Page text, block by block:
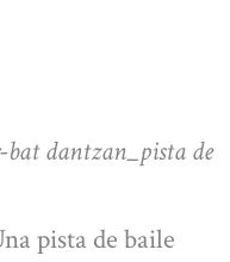
dantzan_pista de
pista de baile